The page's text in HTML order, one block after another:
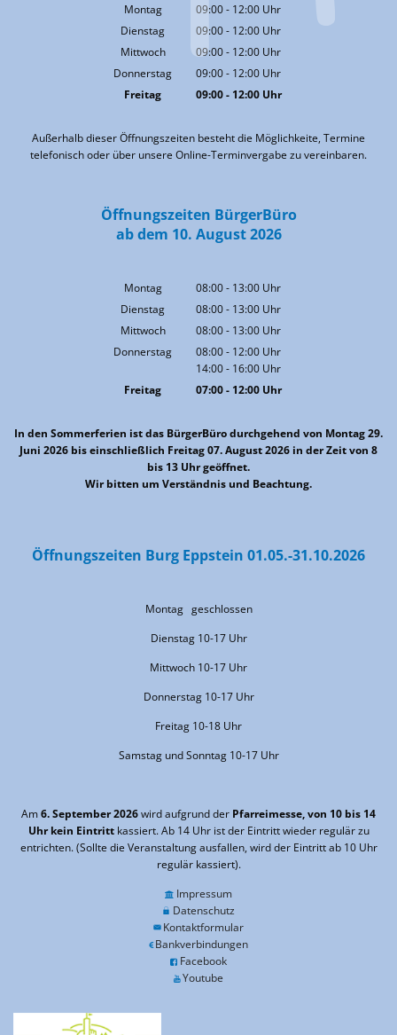
Montag 09:00- 12:00 Uhr
Von 09:00 bis 12:00 Uhr
Dienstag 09:00- 12:00 Uhr
Von 09:00 bis 12:00 Uhr
Mittwoch 09:00- 12:00 Uhr
Von 09:00 bis 12:00 Uhr
Donnerstag 09:00- 12:00 Uhr
Von 09:00 bis 12:00 Uhr
Freitag 09:00- 12:00Uhr
Außerhalb dieser Öffnungszeiten besteht die Möglichkeite, Termine
telefonisch oder über unsere Online-Terminvergabe zu vereinbaren.
Öffnungszeiten BürgerBüro
ab dem 10. August 2026
Montag 08:00- 13:00 Uhr
Von 08:00 bis 13:00 Uhr
Dienstag 08:00- 13:00 Uhr
Von 08:00 bis 13:00 Uhr
Mittwoch 08:00- 13:00 Uhr
Von 08:00 bis 13:00 Uhr
Donnerstag 08:00- 12:00 Uhr
Von 08:00 bis 12:00 Uhr
14:00- 16:00 Uhr
Von 14:00 bis 16:00 Uhr
Freitag 07:00- 12:00Uhr
In den Sommerferien ist das BürgerBüro durchgehend von Montag 29.
Juni 2026 bis einschließlich Freitag 07. August 2026 in der Zeit von 8
bis 13 Uhr geöffnet.
Wir bitten um Verständnis und Beachtung.
Öffnungszeiten Burg Eppstein 01.05.-31.10.2026
Montag geschlossen
Dienstag 10-17 Uhr
Mittwoch 10-17 Uhr
Donnerstag 10-17 Uhr
Freitag 10-18 Uhr
Samstag und Sonntag 10-17 Uhr
Am6. September 2026wird aufgrund der Pfarreimesse, von 10 bis 14
Uhr kein Eintrittkassiert. Ab 14 Uhr ist der Eintritt wieder regulär zu
entrichten. (Sollte die Veranstaltung ausfallen, wird der Eintritt ab 10 Uhr
regulär kassiert).
Impressum
Datenschutz
Kontaktformular
Bankverbindungen
Facebook
Youtube